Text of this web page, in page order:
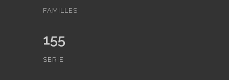
FAMILLES
155
SERIE